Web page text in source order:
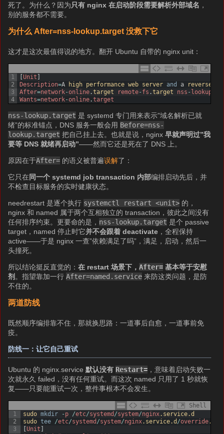
死了。为什么？因为只有 nginx 在启动阶段需要解析外部域名 ，
别的服务都不需要。
为什么 After=nss-lookup.target 没救下它
这才是这次最值得说的地方。翻开 Ubuntu 自带的 nginx unit：
1
2
3
4
[Unit ]
Description=A high performance web server and a reverse
After=network-online.target remote- fs .target nss - lookup
Wants=network-online.target
nss-lookup.target 是 systemd 专门用来表示”域名解析已就
绪”的标准锚点，DNS 服务一般会用 Before=nss-
lookup.target 把自己挂上去。也就是说，nginx早就声明过”我
要等 DNS 就绪再启动”——然而它还是死在了 DNS 上。
原因在于After= 的语义被普遍误解了：
它只在同一个 systemd job transaction 内部编排启动先后，并
不检查目标服务的实时健康状态。
needrestart 是逐个执行 systemctl restart <unit> 的，
nginx 和 named 属于两个互相独立的 transaction，彼此之间没有
任何排序约束。更要命的是， nss-lookup.target 是个 passive
target，named 停止时它并不会跟着 deactivate ，全程保持
active——于是 nginx 一查”依赖满足了吗”，满足，启动，然后一
头撞死。
所以结论挺反直觉的：在 restart 场景下，After= 基本等于安慰
剂。指望靠加一行After=named.service 来防这类问题，是防
不住的。
两道防线
既然顺序编排靠不住，那就换思路：一道事后自愈，一道事前免
疫。
防线一：让它自己重试
Ubuntu 的 nginx.service默认没有 Restart= ，意味着启动失败一
次就永久 failed，没有任何重试。而这次 named 只用了 1 秒就恢
复——只要能重试一次，整件事根本不会发生。
Shell
1
2
3
sudo mkdir - p /etc/systemd /system/nginx.service.d
sudo tee /etc/systemd /system/nginx.service.d /override
[Unit ]